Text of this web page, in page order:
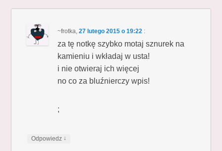
~frotka,27 lutego 2015 o 19:22 :
za tę notkę szybko motaj sznurek na
kamieniu i wkładaj w usta!
i nie otwieraj ich więcej
no co za bluźnierczy wpis!
;
Odpowiedz ↓